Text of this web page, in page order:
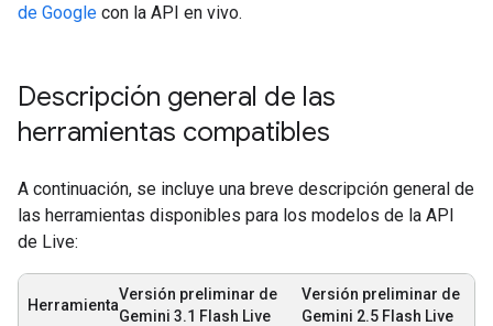
de Google con la API en vivo.
Descripción general de las
herramientas compatibles
A continuación, se incluye una breve descripción general de
las herramientas disponibles para los modelos de la API
de Live:
Herramienta
Versión preliminar de
Gemini 3.1 Flash Live
Versión preliminar de
Gemini 2.5 Flash Live